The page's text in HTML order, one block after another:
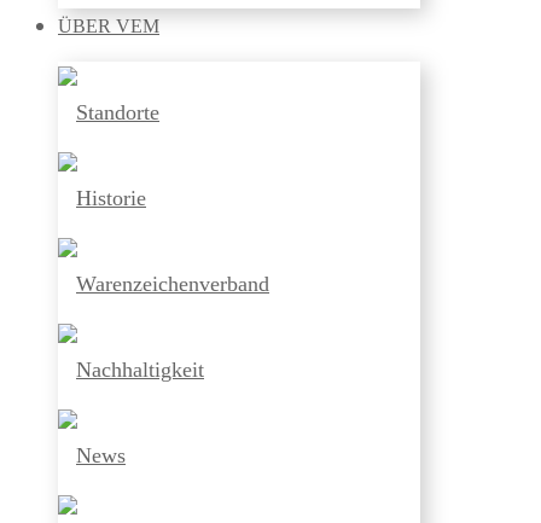
ÜBER VEM
Standorte
Historie
Warenzeichenverband
Nachhaltigkeit
News